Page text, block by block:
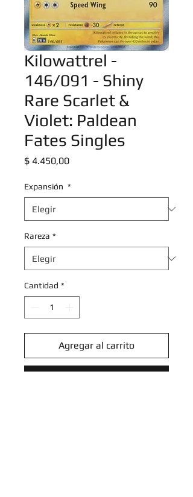
Kilowattrel -
146/091 - Shiny
Rare Scarlet &
Violet: Paldean
Fates Singles
$ 4.450,00Precio
Expansión *
Rareza *
Cantidad *
Agregar al carrito